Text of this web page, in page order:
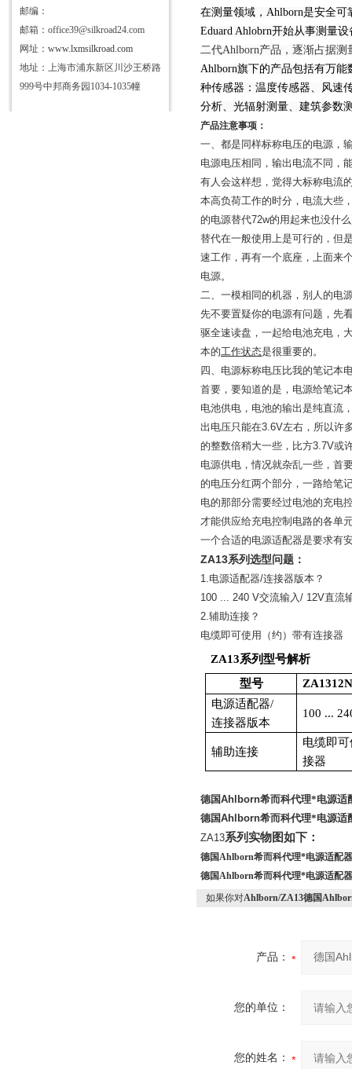
邮编：
邮箱：office39@silkroad24.com
网址： www.lxmsilkroad.com
地址：上海市浦东新区川沙王桥路
999号中邦商务园1034-1035幢
在测量领域， Ahlborn是安全可
Eduard Ahlobrn开始从事测量
二代Ahlborn产品，逐渐占据测
Ahlborn旗下的产品包括有万能
种传感器：温度传感器、风速
分析、光辐射测量、建筑参数
产品注意事项：
一、都是同样标称电压的电源，
电源电压相同，输出电流不同，
有人会这样想，觉得大标称电流
本高负荷工作的时分，电流大些
的电源替代72w的用起来也没什
替代在一般使用上是可行的，但
速工作，再有一个底座，上面来
电源。
二、一模相同的机器，别人的电
先不要置疑你的电源有问题，先
驱全速读盘，一起给电池充电，
本的工作状态是很重要的。
四、电源标称电压比我的笔记本
首要，要知道的是，电源给笔记
电池供电，电池的输出是纯直流
出电压只能在3.6V左右，所以许
的整数倍稍大一些，比方3.7V或
电源供电，情况就杂乱一些，首
的电压分红两个部分，一路给笔
电的那部分需要经过电池的充电
才能供应给充电控制电路的各单
一个合适的电源适配器是要求有
ZA13系列选型问题：
1.电源适配器/连接器版本？
100 ... 240 V交流输入/ 12V直流
2.辅助连接？
电缆即可使用（约）带有连接器
ZA13系列型号解析
型号
电源适配器/
连接器版本
100 ...
辅助连接
电缆即
接器
德国Ahlborn希而科代理*电源适
德国Ahlborn希而科代理*电源适
ZA13系列实物图如下：
德国Ahlborn希而科代理*电源适配器
德国Ahlborn希而科代理*电源适配器
如果你对Ahlborn/ZA13德国
产品：
您的单位：
您的姓名：